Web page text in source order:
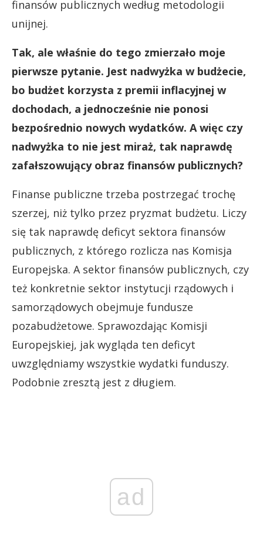
finansów publicznych według metodologii
unijnej.
Tak, ale właśnie do tego zmierzało moje
pierwsze pytanie. Jest nadwyżka w budżecie,
bo budżet korzysta z premii inflacyjnej w
dochodach, a jednocześnie nie ponosi
bezpośrednio nowych wydatków. A więc czy
nadwyżka to nie jest miraż, tak naprawdę
zafałszowujący obraz finansów publicznych?
Finanse publiczne trzeba postrzegać trochę
szerzej, niż tylko przez pryzmat budżetu. Liczy
się tak naprawdę deficyt sektora finansów
publicznych, z którego rozlicza nas Komisja
Europejska. A sektor finansów publicznych, czy
też konkretnie sektor instytucji rządowych i
samorządowych obejmuje fundusze
pozabudżetowe. Sprawozdając Komisji
Europejskiej, jak wygląda ten deficyt
uwzględniamy wszystkie wydatki funduszy.
Podobnie zresztą jest z długiem.
ad